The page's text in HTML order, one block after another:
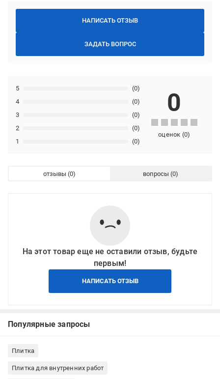
НАПИСАТЬ ОТЗЫВ
ЗАДАТЬ ВОПРОС
1 (0)
2 (0)
3 (0)
4 (0)
5 (0)
0
оценок (0)
отзывы вопросы
На этот товар еще не оставили отзыв, будьте
первым!
НАПИСАТЬ ОТЗЫВ
Популярные запросы
Плитка
Плитка для внутренних работ